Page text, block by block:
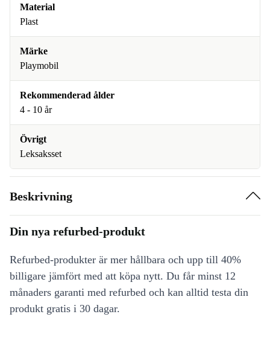
Material
Plast
Märke
Playmobil
Rekommenderad ålder
4 - 10 år
Övrigt
Leksaksset
Beskrivning
Din nya refurbed-produkt
Refurbed-produkter är mer hållbara och upp till 40%
billigare jämfört med att köpa nytt. Du får minst 12
månaders garanti med refurbed och kan alltid testa din
produkt gratis i 30 dagar.